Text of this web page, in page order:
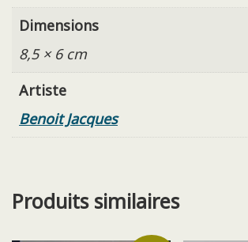
Dimensions
8,5 × 6 cm
Artiste
Benoit Jacques
Produits similaires